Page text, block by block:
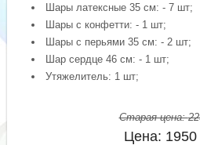
Шары латексные 35 см: - 7 шт;
Шары с конфетти: - 1 шт;
Шары с перьями 35 см: - 2 шт;
Шар сердце 46 см: - 1 шт;
Утяжелитель: 1 шт;
Старая цена:
Цена: 1950